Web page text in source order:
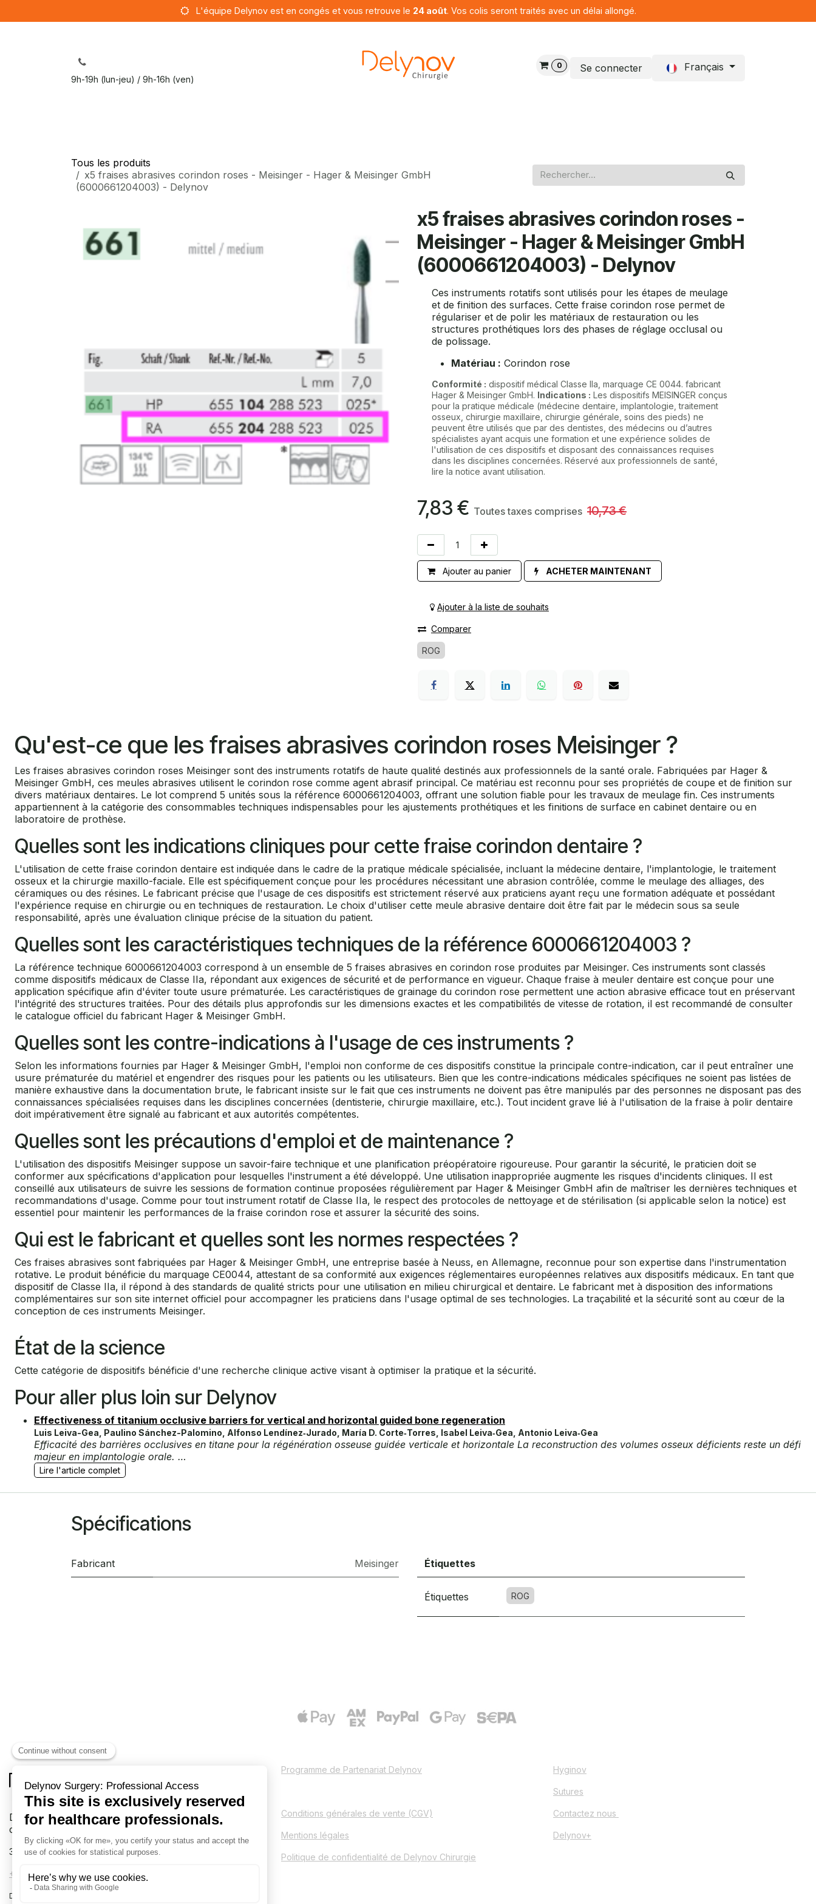
L'équipe Delynov est en congés et vous retrouve le 24 août. Vos colis seront traités avec un délai allongé.
9h-19h (lun-jeu) / 9h-16h (ven)
0 Se connecter Français
Tous les produits
x5 fraises abrasives corindon roses - Meisinger - Hager & Meisinger GmbH
(6000661204003) - Delynov
x5 fraises abrasives corindon roses -
Meisinger - Hager & Meisinger GmbH
(6000661204003) - Delynov
Ces instruments rotatifs sont utilisés pour les étapes de meulage
et de finition des surfaces. Cette fraise corindon rose permet de
régulariser et de polir les matériaux de restauration ou les
structures prothétiques lors des phases de réglage occlusal ou
de polissage.
Matériau : Corindon rose
Conformité : dispositif médical Classe IIa, marquage CE 0044. fabricant
Hager & Meisinger GmbH. Indications : Les dispositifs MEISINGER conçus
pour la pratique médicale (médecine dentaire, implantologie, traitement
osseux, chirurgie maxillaire, chirurgie générale, soins des pieds) ne
peuvent être utilisés que par des dentistes, des médecins ou d’autres
spécialistes ayant acquis une formation et une expérience solides de
l'utilisation de ces dispositifs et disposant des connaissances requises
dans les disciplines concernées. Réservé aux professionnels de santé,
lire la notice avant utilisation.
7,83 € Toutes taxes comprises 10,73€
Ajouter au panier ACHETER MAINTENANT
Ajouter à la liste de souhaits
Comparer
ROG
Qu'est-ce que les fraises abrasives corindon roses Meisinger ?
Les fraises abrasives corindon roses Meisinger sont des instruments rotatifs de haute qualité destinés aux professionnels de la santé orale. Fabriquées par Hager &
Meisinger GmbH, ces meules abrasives utilisent le corindon rose comme agent abrasif principal. Ce matériau est reconnu pour ses propriétés de coupe et de finition sur
divers matériaux dentaires. Le lot comprend 5 unités sous la référence 6000661204003, offrant une solution fiable pour les travaux de meulage fin. Ces instruments
appartiennent à la catégorie des consommables techniques indispensables pour les ajustements prothétiques et les finitions de surface en cabinet dentaire ou en
laboratoire de prothèse.
Quelles sont les indications cliniques pour cette fraise corindon dentaire ?
L'utilisation de cette fraise corindon dentaire est indiquée dans le cadre de la pratique médicale spécialisée, incluant la médecine dentaire, l'implantologie, le traitement
osseux et la chirurgie maxillo-faciale. Elle est spécifiquement conçue pour les procédures nécessitant une abrasion contrôlée, comme le meulage des alliages, des
céramiques ou des résines. Le fabricant précise que l'usage de ces dispositifs est strictement réservé aux praticiens ayant reçu une formation adéquate et possédant
l'expérience requise en chirurgie ou en techniques de restauration. Le choix d'utiliser cette meule abrasive dentaire doit être fait par le médecin sous sa seule
responsabilité, après une évaluation clinique précise de la situation du patient.
Quelles sont les caractéristiques techniques de la référence 6000661204003 ?
La référence technique 6000661204003 correspond à un ensemble de 5 fraises abrasives en corindon rose produites par Meisinger. Ces instruments sont classés
comme dispositifs médicaux de Classe IIa, répondant aux exigences de sécurité et de performance en vigueur. Chaque fraise à meuler dentaire est conçue pour une
application spécifique afin d'éviter toute usure prématurée. Les caractéristiques de grainage du corindon rose permettent une action abrasive efficace tout en préservant
l'intégrité des structures traitées. Pour des détails plus approfondis sur les dimensions exactes et les compatibilités de vitesse de rotation, il est recommandé de consulter
le catalogue officiel du fabricant Hager & Meisinger GmbH.
Quelles sont les contre-indications à l'usage de ces instruments ?
Selon les informations fournies par Hager & Meisinger GmbH, l'emploi non conforme de ces dispositifs constitue la principale contre-indication, car il peut entraîner une
usure prématurée du matériel et engendrer des risques pour les patients ou les utilisateurs. Bien que les contre-indications médicales spécifiques ne soient pas listées de
manière exhaustive dans la documentation brute, le fabricant insiste sur le fait que ces instruments ne doivent pas être manipulés par des personnes ne disposant pas des
connaissances spécialisées requises dans les disciplines concernées (dentisterie, chirurgie maxillaire, etc.). Tout incident grave lié à l'utilisation de la fraise à polir dentaire
doit impérativement être signalé au fabricant et aux autorités compétentes.
Quelles sont les précautions d'emploi et de maintenance ?
L'utilisation des dispositifs Meisinger suppose un savoir-faire technique et une planification préopératoire rigoureuse. Pour garantir la sécurité, le praticien doit se
conformer aux spécifications d'application pour lesquelles l'instrument a été développé. Une utilisation inappropriée augmente les risques d'incidents cliniques. Il est
conseillé aux utilisateurs de suivre les sessions de formation continue proposées régulièrement par Hager & Meisinger GmbH afin de maîtriser les dernières techniques et
recommandations d'usage. Comme pour tout instrument rotatif de Classe IIa, le respect des protocoles de nettoyage et de stérilisation (si applicable selon la notice) est
essentiel pour maintenir les performances de la fraise corindon rose et assurer la sécurité des soins.
Qui est le fabricant et quelles sont les normes respectées ?
Ces fraises abrasives sont fabriquées par Hager & Meisinger GmbH, une entreprise basée à Neuss, en Allemagne, reconnue pour son expertise dans l'instrumentation
rotative. Le produit bénéficie du marquage CE0044, attestant de sa conformité aux exigences réglementaires européennes relatives aux dispositifs médicaux. En tant que
dispositif de Classe IIa, il répond à des standards de qualité stricts pour une utilisation en milieu chirurgical et dentaire. Le fabricant met à disposition des informations
complémentaires sur son site internet officiel pour accompagner les praticiens dans l'usage optimal de ses technologies. La traçabilité et la sécurité sont au cœur de la
conception de ces instruments Meisinger.
État de la science
Cette catégorie de dispositifs bénéficie d'une recherche clinique active visant à optimiser la pratique et la sécurité.
Pour aller plus loin sur Delynov
Effectiveness of titanium occlusive barriers for vertical and horizontal guided bone regeneration
Luis Leiva-Gea, Paulino Sánchez-Palomino, Alfonso Lendínez‐Jurado, María D. Corte‐Torres, Isabel Leiva‐Gea, Antonio Leiva‐Gea
Efficacité des barrières occlusives en titane pour la régénération osseuse guidée verticale et horizontale La reconstruction des volumes osseux déficients reste un défi
majeur en implantologie orale. …
Lire l'article complet
Spécifications
Fabricant Meisinger Étiquettes
Étiquettes ROG
Delynov Chirurgie votre fournisseur exclusif en
chirurgie
31 rue Boulay de la Meurthe 88000 EPINAL France
+33 (0)3 72 54 02 57-info@delynov.fr
Dispositifs médicaux à destination des professionnels de la santé.
Programme de Partenariat Delynov
Conditions générales de vente (CGV)
Mentions légales
Politique de confidentialité de Delynov Chirurgie
Hyginov
Sutures
Contactez nous
Delynov+